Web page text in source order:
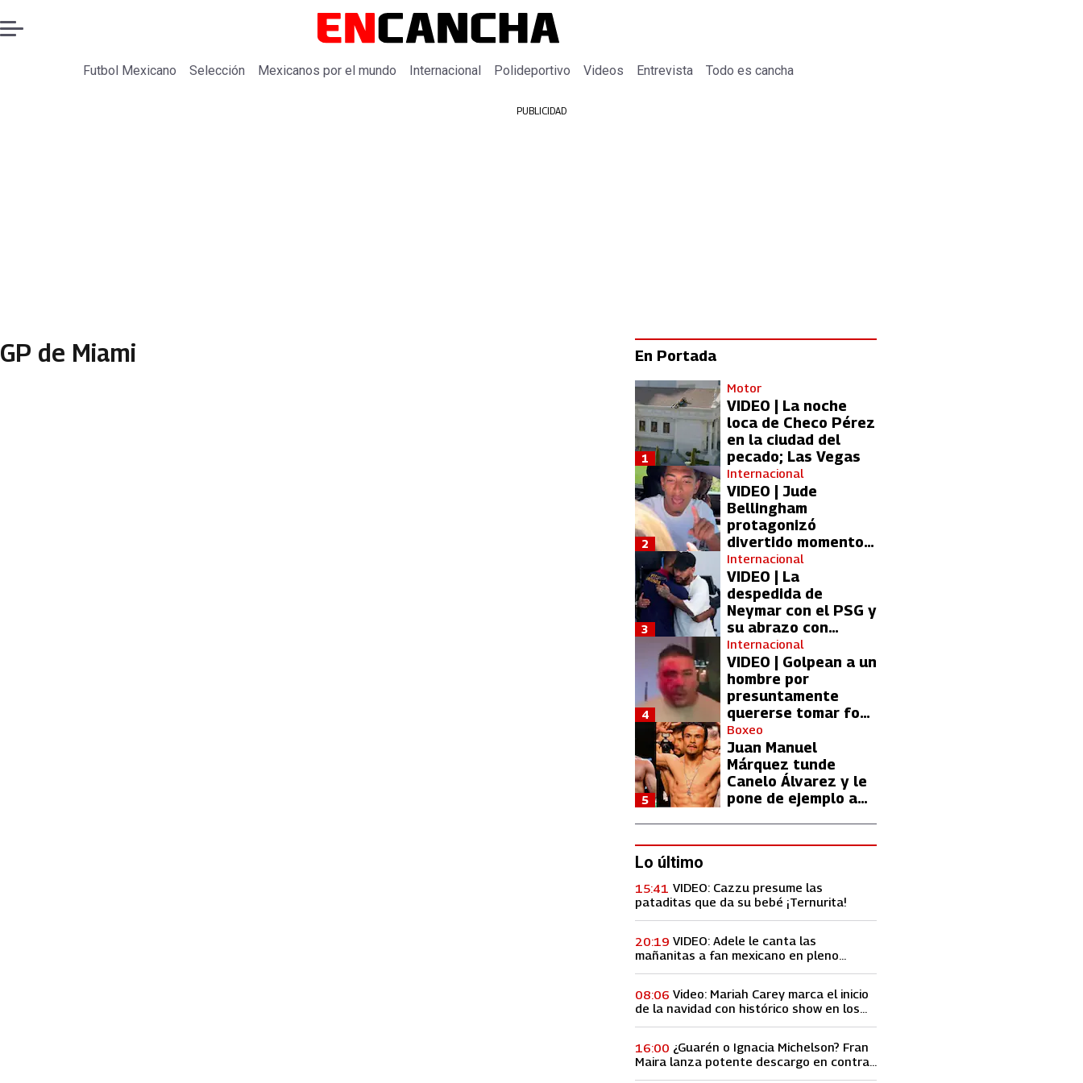
Futbol Mexicano Selección Mexicanos por el mundo Internacional Polideportivo Videos Entrevista Todo es cancha
PUBLICIDAD
GP de Miami En Portada
Motor
VIDEO | La noche
loca de Checo Pérez
en la ciudad del
pecado; Las Vegas
1
Internacional
VIDEO | Jude
Bellingham
protagonizó
divertido momento
con aficionada del
Real Madrid
2
Internacional
VIDEO | La
despedida de
Neymar con el PSG y
su abrazo con
Kylian Mbappé
3
Internacional
VIDEO | Golpean a un
hombre por
presuntamente
quererse tomar foto
con Lionel Messi
4
Boxeo
Juan Manuel
Márquez tunde
Canelo Álvarez y le
pone de ejemplo a
5
Lo último
VIDEO: Cazzu presume las
pataditas que da su bebé ¡Ternurita!
15:41
VIDEO: Adele le canta las
mañanitas a fan mexicano en pleno
20:19
Video: Mariah Carey marca el inicio
de la navidad con histórico show en los
08:06
¿Guarén o Ignacia Michelson? Fran
Maira lanza potente descargo en contra
16:00